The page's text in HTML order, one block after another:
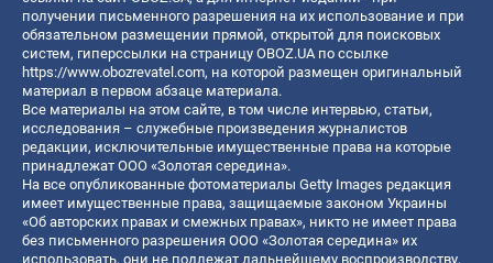
получении письменного разрешения на их использование и при
обязательном размещении прямой, открытой для поисковых
систем, гиперссылки на страницу OBOZ.UA по ссылке
https://www.obozrevatel.com, на которой размещен оригинальный
материал в первом абзаце материала.
Все материалы на этом сайте, в том числе интервью, статьи,
исследования – служебные произведения журналистов
редакции, исключительные имущественные права на которые
принадлежат ООО «Золотая середина».
На все опубликованные фотоматериалы Getty Images редакция
имеет имущественные права, защищаемые законом Украины
«Об авторских правах и смежных правах», никто не имеет права
без письменного разрешения ООО «Золотая середина» их
использовать, они не подлежат дальнейшему воспроизводству,